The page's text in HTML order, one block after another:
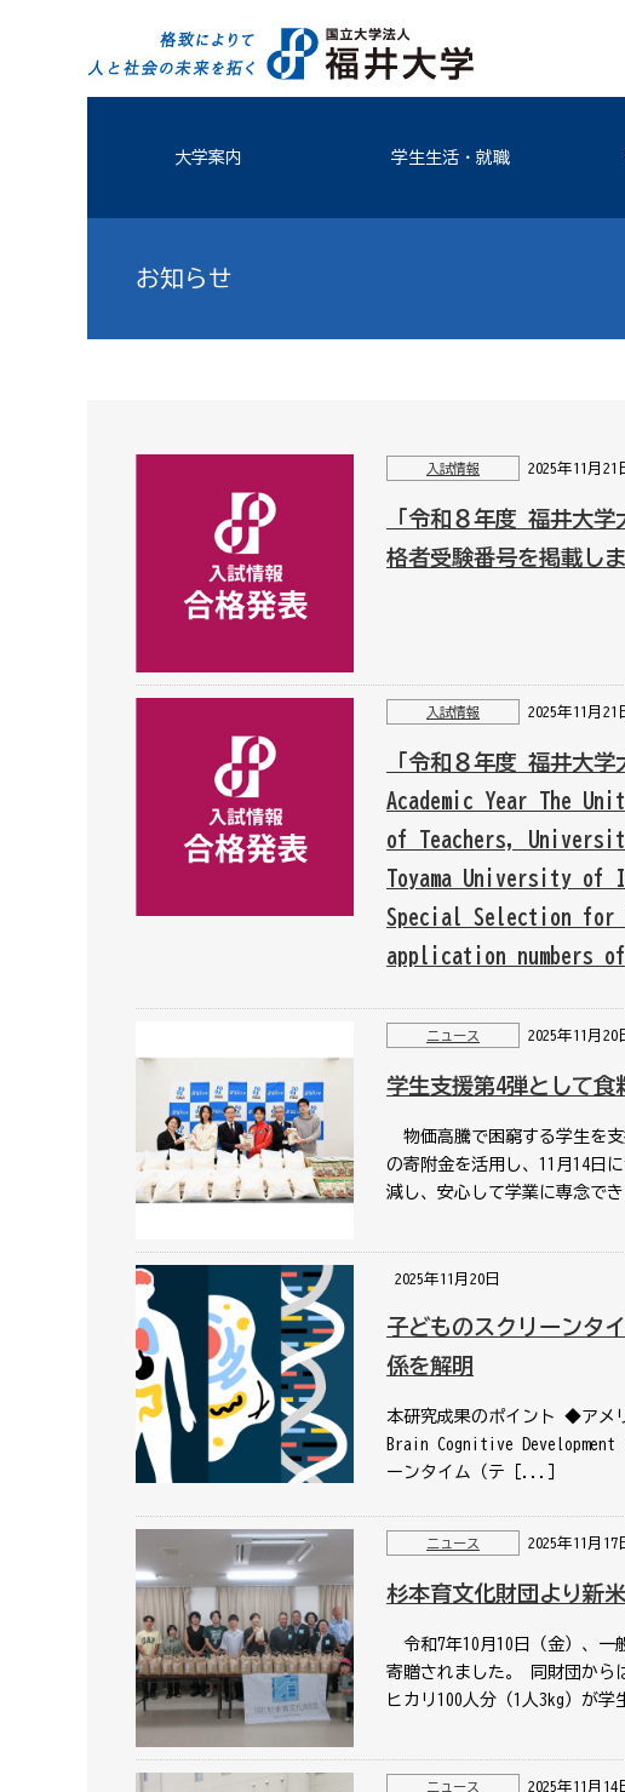
大学案内 学生生活・就職
お知らせ
入試情報 2025年11月21
「令和８年度 福井大
格者受験番号を掲載しま
入試情報 2025年11月21
「令和８年度 福井大
Academic Year The
of Teachers,
Toyama University
Special Selection for
application numbers
ニュース 2025年11月20
学生支援第4弾として食
物価高騰で困窮する学生を
の寄附金を活用し、11月14日
減し、安心して学業に専念で
2025年11月20日
子どものスクリーンタ
係を解明
本研究成果のポイント ◆アメ
Brain Cognitive Development
ーンタイム（テ［...］
ニュース 2025年11月17
杉本育文化財団より新
令和7年10月10日（金）、一
寄贈されました。 同財団から
ヒカリ100人分（1人3kg）が
ニュース 2025年11月14